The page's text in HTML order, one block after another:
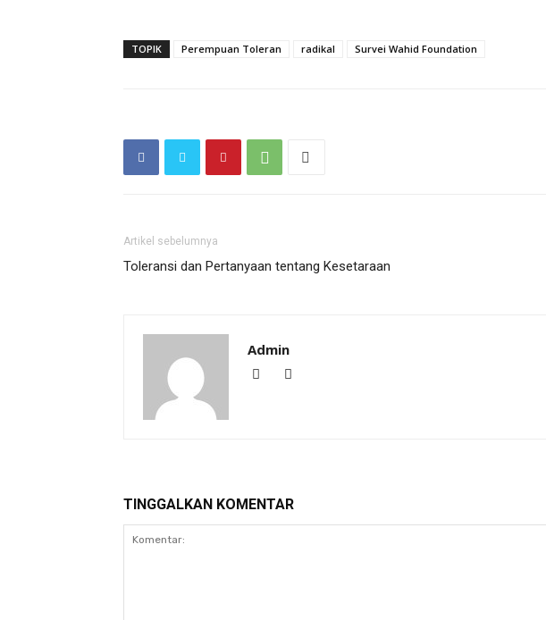
TOPIK Perempuan Toleran radikal Survei Wahid Foundation
Artikel sebelumnya
Toleransi dan Pertanyaan tentang Kesetaraan
Admin
TINGGALKAN KOMENTAR